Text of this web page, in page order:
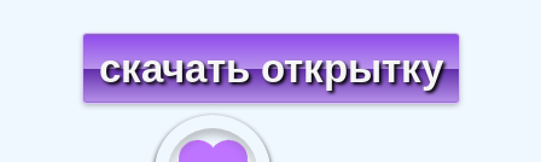
скачать открытку